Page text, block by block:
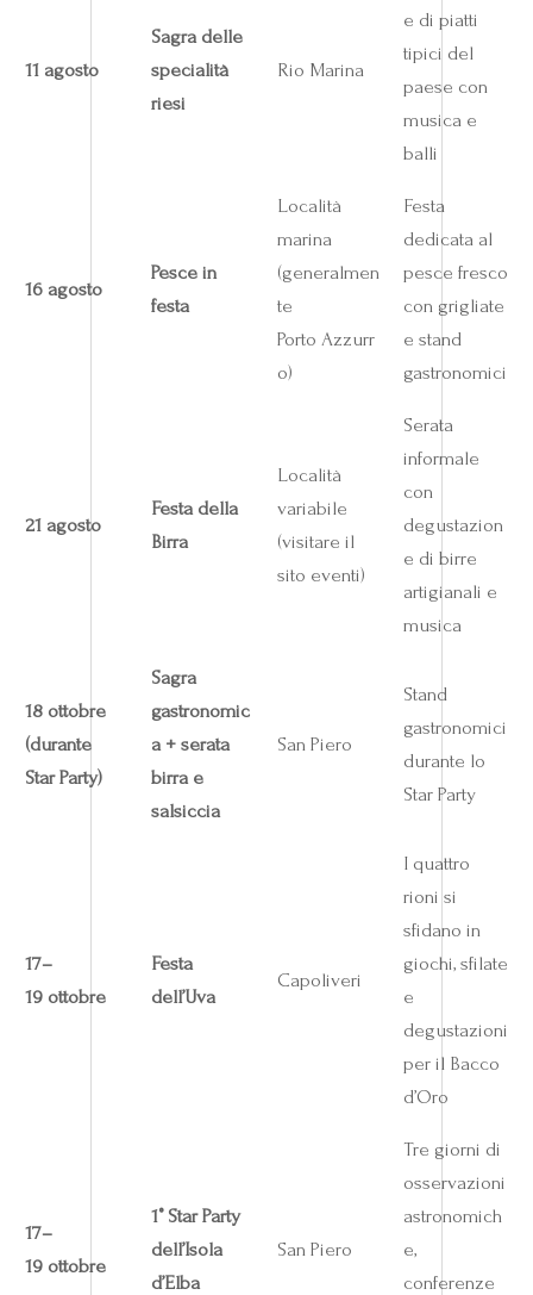
11 agosto
Sagra delle
specialità
riesi
Rio Marina
e di piatti
tipici del
paese con
musica e
balli
16 agosto
Pesce in
festa
Località
marina
(generalmen
te
Porto Azzurr
o)
Festa
dedicata al
pesce fresco
con grigliate
e stand
gastronomici
21 agosto
Festa della
Birra
Località
variabile
(visitare il
sito eventi)
Serata
informale
con
degustazion
e di birre
artigianali e
musica
18 ottobre
(durante
Star Party)
Sagra
gastronomic
a + serata
birra e
salsiccia
San Piero
Stand
gastronomici
durante lo
Star Party
17–
19 ottobre
Festa
dell’Uva
Capoliveri
I quattro
rioni si
sfidano in
giochi, sfilate
e
degustazioni
per il Bacco
d’Oro
17–
19 ottobre
1° Star Party
dell’Isola
d’Elba
San Piero
Tre giorni di
osservazioni
astronomich
e,
conferenze